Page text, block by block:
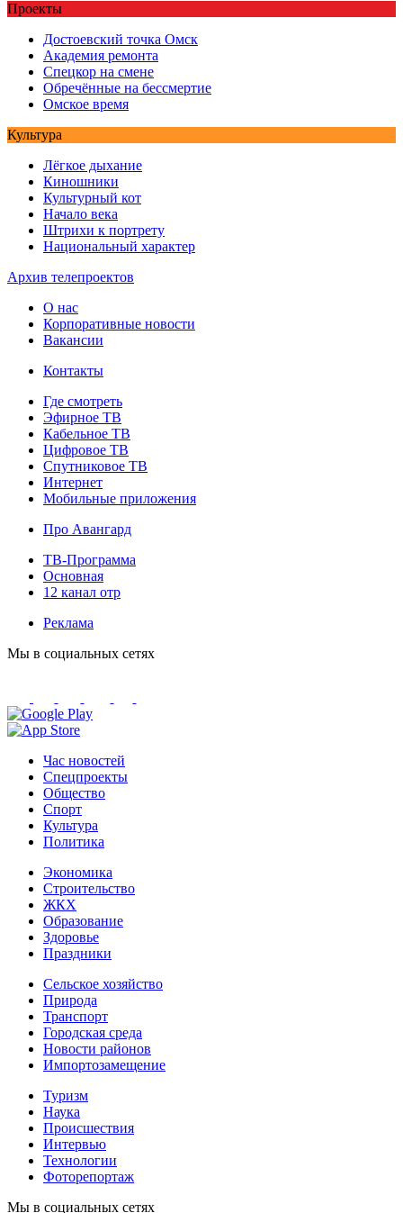
Проекты
Достоевский точка Омск
Академия ремонта
Спецкор на смене
Обречённые на бессмертие
Омское время
Культура
Лёгкое дыхание
Киношники
Культурный кот
Начало века
Штрихи к портрету
Национальный характер
Архив телепроектов
О нас
Корпоративные новости
Вакансии
Контакты
Где смотреть
Эфирное ТВ
Кабельное ТВ
Цифровое ТВ
Спутниковое ТВ
Интернет
Мобильные приложения
Про Авангард
ТВ-Программа
Основная
12 канал отр
Реклама
Мы в социальных сетях
Час новостей
Спецпроекты
Общество
Спорт
Культура
Политика
Экономика
Строительство
ЖКХ
Образование
Здоровье
Праздники
Сельское хозяйство
Природа
Транспорт
Городская среда
Новости районов
Импортозамещение
Туризм
Наука
Происшествия
Интервью
Технологии
Фоторепортаж
Мы в социальных сетях